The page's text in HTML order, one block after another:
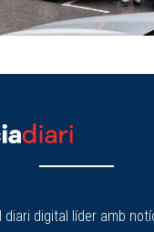
diari digital líder amb